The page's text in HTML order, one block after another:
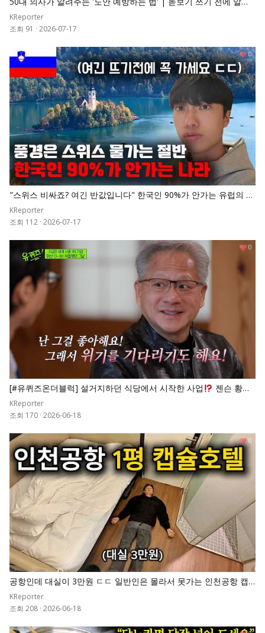
야 할 노안 예방법
KReporter
조회 91 · 2026-07-17
"스위스 비싸죠? 여긴 반값입니다" 한국인 90%가 안가는 유럽의 숨
겨진 천국
KReporter
조회 112 · 2026-07-17
0
[#유퀴즈온더블럭] 설거지하던 식당에서 시작한 사업
젠슨 황이
파산 직전인 엔비디아를 세계 시총 1위로 만든 비결
KReporter
조회 170 · 2026-06-18
0
공항인데 대실이 3만원 ㄷㄷ 일반인은 몰라서 못가는 인천공항 캡
슐호텔
KReporter
조회 208 · 2026-06-18
0